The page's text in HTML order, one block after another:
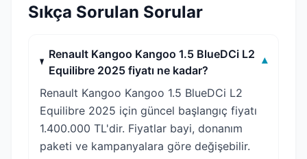
Sıkça Sorulan Sorular
Renault Kangoo Kangoo 1.5 BlueDCi L2
Equilibre 2025 fiyatı ne kadar?
▾
Renault Kangoo Kangoo 1.5 BlueDCi L2
Equilibre 2025 için güncel başlangıç fiyatı
1.400.000 TL'dir. Fiyatlar bayi, donanım
paketi ve kampanyalara göre değişebilir.